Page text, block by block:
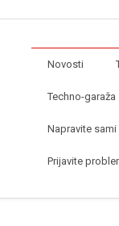
Novosti
Techno-garaža
Napravite sami
Prijavite